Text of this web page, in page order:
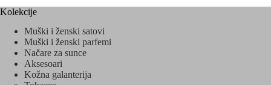
Kolekcije
Muški i ženski satovi
Muški i ženski parfemi
Načare za sunce
Aksesoari
Kožna galanterija